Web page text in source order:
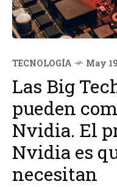
TECNOLOGÍA May
Las Big
pueden
Nvidia. El
Nvidia es
necesitan